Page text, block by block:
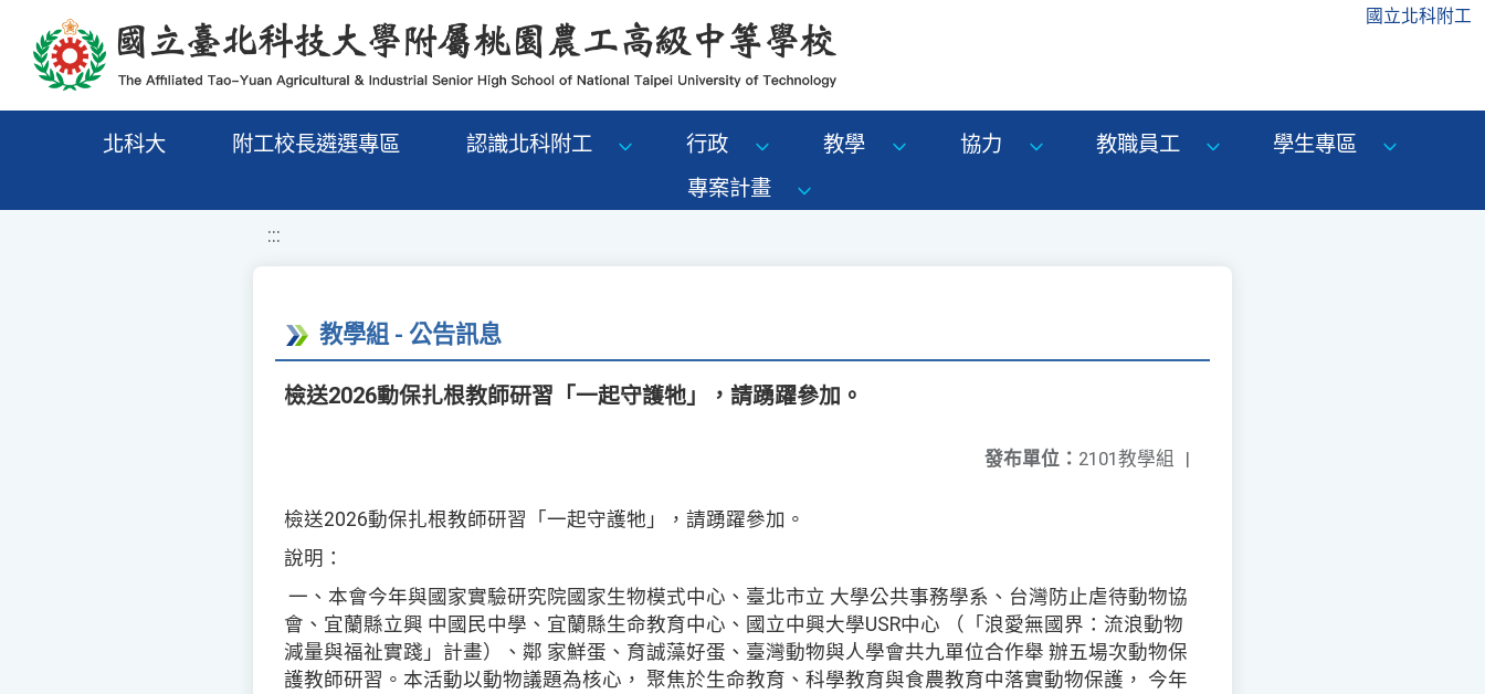
移至網頁之主要內容區位置 國立北科附工
北科大 附工校長遴選專區 認識北科附工 行政 教學 協力 教職員工
學生專區
專案計畫
:::
教學組 - 公告訊息
檢送2026動保扎根教師研習「一起守護牠」，請踴躍參加。
發布單位： 2101教學組 |
檢送2026動保扎根教師研習「一起守護牠」，請踴躍參加。
說明：
一、本會今年與國家實驗研究院國家生物模式中心、臺北市立 大學公共事務學系、台灣防止虐待動物協
會、宜蘭縣立興 中國民中學、宜蘭縣生命教育中心、國立中興大學USR中心 （「浪愛無國界：流浪動物
減量與福祉實踐」計畫）、鄰 家鮮蛋、育誠藻好蛋、臺灣動物與人學會共九單位合作舉 辦五場次動物保
護教師研習。本活動以動物議題為核心， 聚焦於生命教育、科學教育與食農教育中落實動物保護， 今年